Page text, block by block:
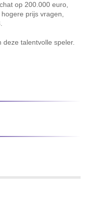
op 200.000 euro,
prijs vragen,
talentvolle speler.